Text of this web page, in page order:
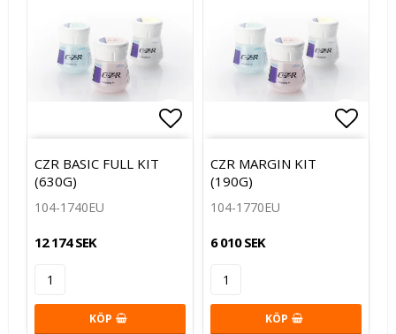
Lägg till i favoritlistan
CZR BASIC FULL KIT
(630G)
104-1740EU
12 174 SEK
KÖP
CZR MARGIN KIT
(190G)
104-1770EU
6 010 SEK
KÖP